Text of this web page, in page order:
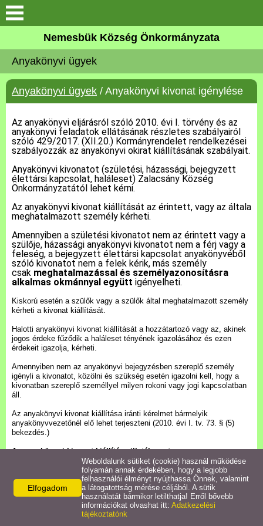
Keresés
Önkormányzat
Közös Önkormányzati
Hivatal
Zalaköveskút
Művelődési ház
Elérhetőség
MAGYAR FALU PROGRAM
Versenyképes Járások
Program
Közérdekű információk
Letölthető nyomtatványok
E-ügyintézés
Anyakönyvi ügyek
Rendeletek,
Dokumentumok
Álláspályázat
Nemesbük Község Önkormányzata
Anyakönyvi ügyek
Anyakönyvi ügyek / Anyakönyvi kivonat igénylése
Az anyakönyvi eljárásról szóló 2010. évi I. törvény és az
anyakönyvi feladatok ellátásának részletes szabályairól
szóló 429/2017. (XII.20.) Kormányrendelet rendelkezései
szabályozzák az anyakönyvi okirat kiállításának szabályait.
Anyakönyvi kivonatot (születési, házassági, bejegyzett
élettársi kapcsolat, haláleset) Zalacsány Község
Önkormányzatától lehet kérni.
Az anyakönyvi kivonat kiállítását az érintett, vagy az általa
meghatalmazott személy kérheti.
Amennyiben a születési kivonatot nem az érintett vagy a
szülője, házassági anyakönyvi kivonatot nem a férj vagy a
feleség, a bejegyzett élettársi kapcsolat anyakönyvéből
szóló kivonatot nem a felek kérik, más személy
csak meghatalmazással és személyazonosításra
alkalmas okmánnyal együtt igényelheti.
Kiskorú esetén a szülők vagy a szülők által meghatalmazott személy
kérheti a kivonat kiállítását.
Halotti anyakönyvi kivonat kiállítását a hozzátartozó vagy az, akinek
jogos érdeke fűződik a haláleset tényének igazolásához és ezen
érdekeit igazolja, kérheti.
Amennyiben nem az anyakönyvi bejegyzésben szereplő személy
igényli a kivonatot, közölni és szükség esetén igazolni kell, hogy a
kivonatban szereplő személlyel milyen rokoni vagy jogi kapcsolatban
áll.
Az anyakönyvi kivonat kiállítása iránti kérelmet bármelyik
anyakönyvvezetőnél elő lehet terjeszteni (2010. évi I. tv. 73. § (5)
bekezdés.)
Az anyakönyvi kivonat kiállítása illetékmentes.
Ügyintézési határidő: 8 nap.
Abban az esetben, ha anyakönyvi kivonatot nem az anyakönyvi
esemény (születés, házasság, haláleset, bejegyzett élettársi
kapcsolat) helye szerint illetékes anyakönyvvezetőnél kérelmezték,
és még nem szerepel az EAK-ban az esemény, akkor a kérelmet
átvevő anyakönyvvezető megkeresi a papír alapú anyakönyvet
Elfogadom
Weboldalunk sütiket (cookie) használ működése
folyamán annak érdekében, hogy a legjobb
felhasználói élményt nyújthassa Önnek, valamint
a látogatottság mérése céljából. A sütik
használatát bármikor letilthatja! Erről bővebb
információkat olvashat itt: Adatkezelési
tájékoztatónk